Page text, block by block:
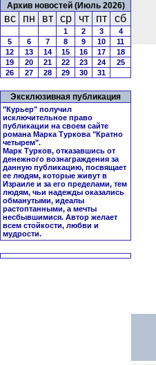
Архив новостей (Июль 2026)
вс пн вт ср чт пт сб
1 2 3
4
5
6 7 8 9 10
11
12
13 14 15 16 17
18
19
20 21 22 23 24
25
26
27 28 29 30 31
Эксклюзивная публикация
"Курьер" получил
исключительное право
публикации на своем сайте
романа Марка Туркова "Кратно
четырем".
Марк Турков, отказавшись от
денежного вознаграждения за
данную публикацию, посвящает
ее людям, которые живут в
Израиле и за его пределами, тем
людям, чьи надежды оказались
обманутыми, идеалы
растоптанными, а мечты
несбывшимися. Автор желает
всем стойкости, любви и
мудрости.